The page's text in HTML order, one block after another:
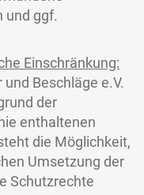
und ggf.
Einschränkung:
Beschläge e.V.
der
enthaltenen
die Möglichkeit,
Umsetzung der
Schutzrechte